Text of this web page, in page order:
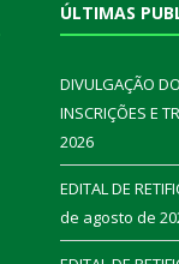
ÚLTIMAS
DIVULGAÇÃO
INSCRIÇÕES E
2026
EDITAL DE
de agosto de